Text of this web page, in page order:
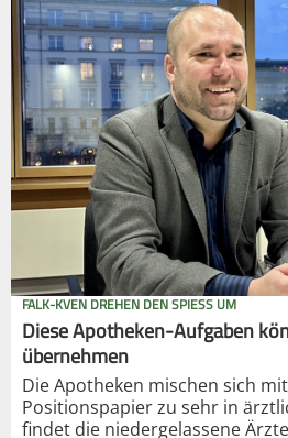
FALK-KVEN DREHEN DEN SPIESS UM
Diese Apotheken-Aufgaben
übernehmen
Die Apotheken mischen sich
Positionspapier zu sehr in
findet die niedergelassene